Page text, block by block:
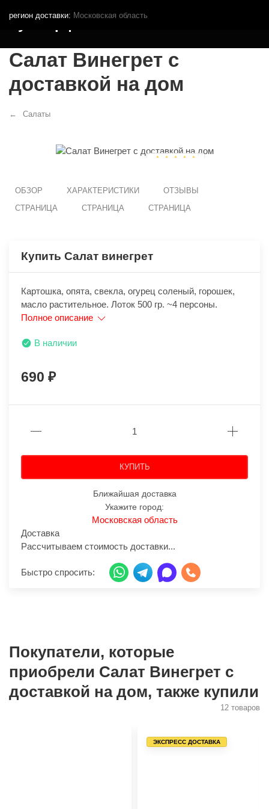
регион доставки: Московская область
Кутья.рф
Салат Винегрет с
доставкой на дом
Салаты
ОБЗОР ХАРАКТЕРИСТИКИ
ОТЗЫВЫ
СТРАНИЦА
СТРАНИЦА СТРАНИЦА
Купить Салат винегрет
Картошка, опята, свекла, огурец соленый, горошек,
масло растительное. Лоток 500 гр. ~4 персоны.
Полное описание
В наличии
690
КУПИТЬ
Ближайшая доставка
Укажите город:
Московская область
Доставка
Рассчитываем стоимость доставки...
Быстро спросить:
Покупатели, которые
приобрели Салат Винегрет с
доставкой на дом, также купили
12 товаров
ЭКСПРЕСС ДОСТАВКА